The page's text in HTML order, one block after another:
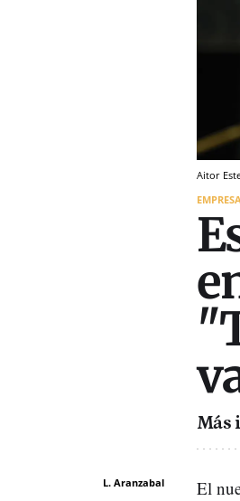
Aitor
Más
L. Aranzabal El